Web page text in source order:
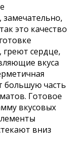
это качество
греют сердце,
вкуса
большую часть
Готовое
вкусовых
вниз